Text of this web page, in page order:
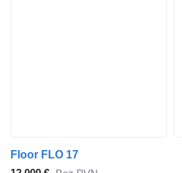
Floor FLO 17